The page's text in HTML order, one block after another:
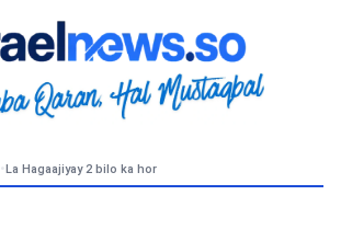
•La Hagaajiyay 2 bilo ka hor